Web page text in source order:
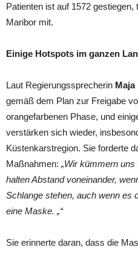
Patienten ist auf 1572
Maribor mit.
Einige Hotspots im ganzen
Laut Regierungssprecherin Maja
gemäß dem Plan zur Freigabe
orangefarbenen Phase, und
verstärken sich wieder,
Küstenkarstregion. Sie forderte
Maßnahmen: „Wir kümmern
halten Abstand voneinander,
Schlange stehen, auch wenn es
eine Maske. „“
Sie erinnerte daran, dass die